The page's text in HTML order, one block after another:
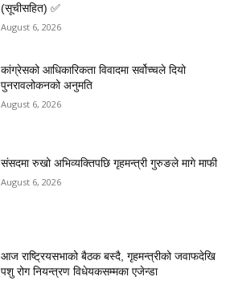
(सूचीसहित) ✅
August 6, 2026
कांग्रेसको आधिकारिकता विवादमा सर्वोच्चले दियो
पुनरावलोकनको अनुमति
August 6, 2026
संसदमा रुखो अभिव्यक्तिपछि गृहमन्त्री गुरुङले मागे माफी
August 6, 2026
आज राष्ट्रियसभाको बैठक बस्दै, गृहमन्त्रीको जवाफदेखि
पशु रोग नियन्त्रण विधेयकसम्मका एजेन्डा